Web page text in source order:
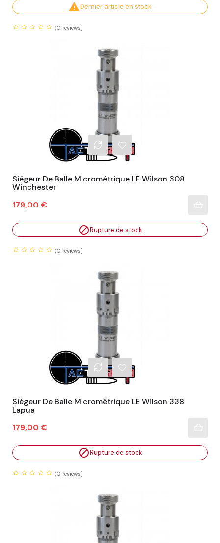
Dernier article en stock
(0 reviews)
Siégeur De Balle Micrométrique LE Wilson 308
Winchester
Prix
179,00 €
Rupture de stock
(0 reviews)
Siégeur De Balle Micrométrique LE Wilson 338
Lapua
Prix
179,00 €
Rupture de stock
(0 reviews)